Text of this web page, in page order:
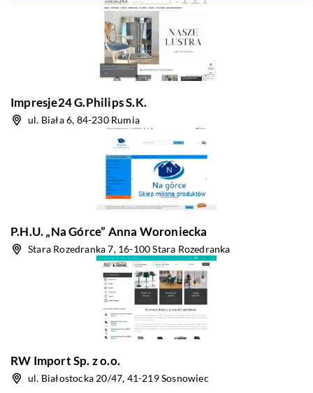
Impresje24 G.Philips S.K.
ul. Biała 6, 84-230 Rumia
P.H.U. „Na Górce” Anna Woroniecka
Stara Rozedranka 7, 16-100 Stara Rozedranka
RW Import Sp. z o.o.
ul. Białostocka 20/47, 41-219 Sosnowiec